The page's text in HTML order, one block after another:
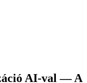
AI-val — A